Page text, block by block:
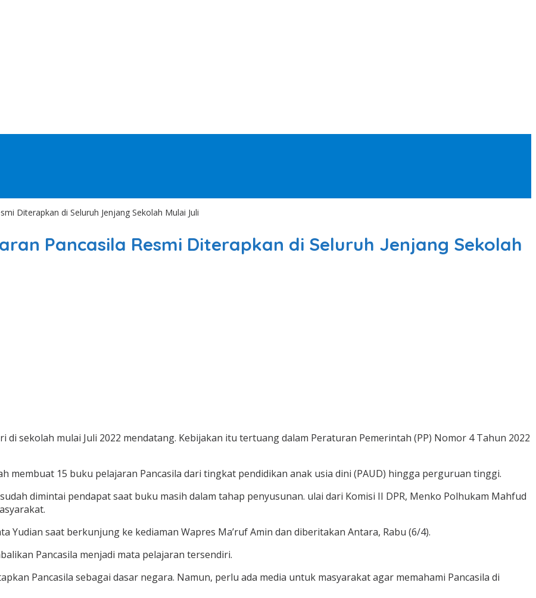
Diterapkan di Seluruh Jenjang Sekolah Mulai Juli
Pancasila Resmi Diterapkan di Seluruh Jenjang Sekolah
di sekolah mulai Juli 2022 mendatang. Kebijakan itu tertuang dalam Peraturan Pemerintah (PP) Nomor 4 Tahun 2022
membuat 15 buku pelajaran Pancasila dari tingkat pendidikan anak usia dini (PAUD) hingga perguruan tinggi.
dimintai pendapat saat buku masih dalam tahap penyusunan. ulai dari Komisi II DPR, Menko Polhukam Mahfud
Yudian saat berkunjung ke kediaman Wapres Ma’ruf Amin dan diberitakan Antara, Rabu (6/4).
Pancasila menjadi mata pelajaran tersendiri.
Pancasila sebagai dasar negara. Namun, perlu ada media untuk masyarakat agar memahami Pancasila di